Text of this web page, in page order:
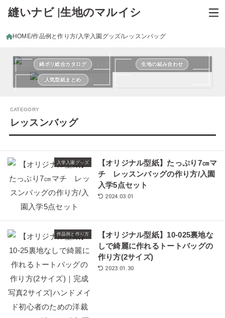
縫いナビ |生地のマルイシ
HOME 作品例と作り方 入学入園グッズ レッスンバッグ
綿ポリ総合カタログ 生地の組み合わせ
人気型紙まとめ
レッスンバッグ
入学入園グッズ
【オリジナル型紙】たっぷり7㎝マ
チ レッスンバッグの作り方/入園
入学5点セット
2024.03.01
作品例と作り方
【オリジナル型紙】10-025裏地な
しで綺麗に作れるトートバッグの
作り方(2サイズ)
2023.01.30